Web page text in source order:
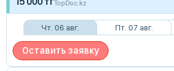
TopDoc.kz
Чт. 06 авг. Пт. 07 авг.
Оставить заявку